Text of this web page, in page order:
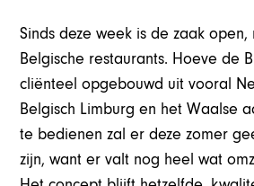
Sinds deze week is de zaak
Belgische restaurants. Hoeve de
cliënteel opgebouwd uit vooral
Belgisch Limburg en het Waalse
te bedienen zal er deze zomer
zijn, want er valt nog heel wat